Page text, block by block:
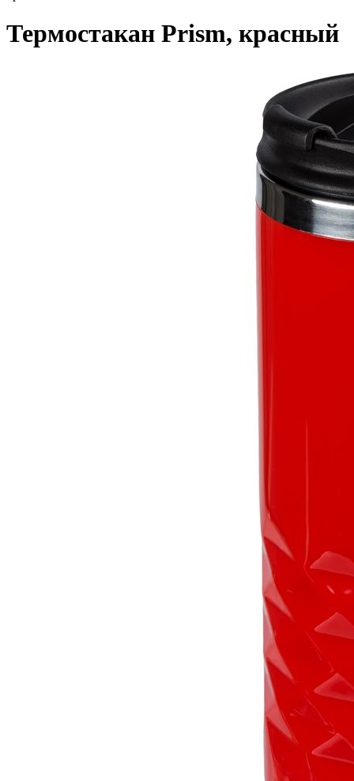
Термостакан Prism, красный